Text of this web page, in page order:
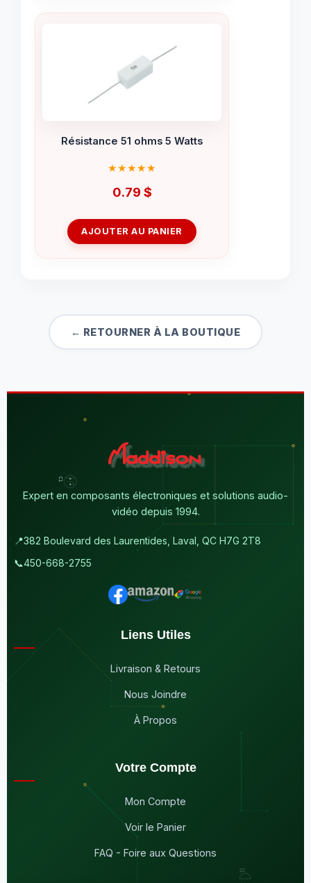
Résistance 51 ohms 5 Watts
0.79 $
AJOUTER AU PANIER
← RETOURNER À LA BOUTIQUE
Expert en composants électroniques et solutions audio-
vidéo depuis 1994.
📍382 Boulevard des Laurentides, Laval, QC H7G 2T8
📞450-668-2755
Liens Utiles
Livraison & Retours
Nous Joindre
À Propos
Votre Compte
Mon Compte
Voir le Panier
FAQ - Foire aux Questions